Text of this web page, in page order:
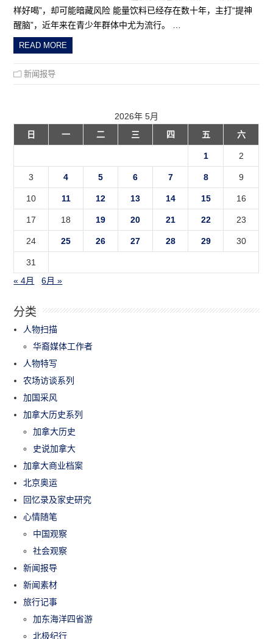
样好喝”，却可能暗藏风险 能量饮料已经存在数十年，主打“提神
醒脑”，近年来在青少年群体中尤为流行。 …
READ MORE
新闻报导
2026年 5月
日
一 二 三 四 五 六
1 2
3 4 5 6 7 8 9
10 11 12 13 14 15 16
17 18 19 20 21 22 23
24 25 26 27 28 29 30
31
« 4月
6月 »
分类
人物扫描
华裔媒体工作者
人物特写
农场访谈系列
加国采风
加拿大历史系列
加拿大历史
史说加拿大
加拿大商业档案
北京奥运
回忆录及家史研究
心情随笔
中国观察
社会观察
新闻报导
新闻素材
旅行记事
加东海洋四省游
北极纪行